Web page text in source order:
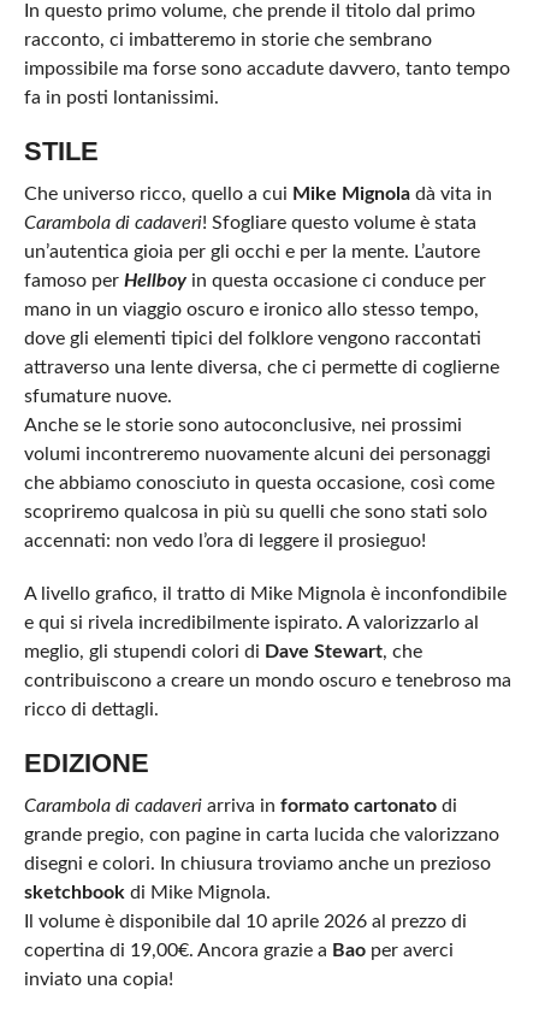
In questo primo volume, che prende il titolo dal primo
racconto, ci imbatteremo in storie che sembrano
impossibile ma forse sono accadute davvero, tanto tempo
fa in posti lontanissimi.
STILE
Che universo ricco, quello a cui Mike Mignoladà vita in
Carambola di cadaveri! Sfogliare questo volume è stata
un’autentica gioia per gli occhi e per la mente. L’autore
famoso per Hellboyin questa occasione ci conduce per
mano in un viaggio oscuro e ironico allo stesso tempo,
dove gli elementi tipici del folklore vengono raccontati
attraverso una lente diversa, che ci permette di coglierne
sfumature nuove.
Anche se le storie sono autoconclusive, nei prossimi
volumi incontreremo nuovamente alcuni dei personaggi
che abbiamo conosciuto in questa occasione, così come
scopriremo qualcosa in più su quelli che sono stati solo
accennati: non vedo l’ora di leggere il prosieguo!
A livello grafico, il tratto di Mike Mignola è inconfondibile
e qui si rivela incredibilmente ispirato. A valorizzarlo al
meglio, gli stupendi colori di Dave Stewart, che
contribuiscono a creare un mondo oscuro e tenebroso ma
ricco di dettagli.
EDIZIONE
Carambola di cadaveriarriva in formato cartonatodi
grande pregio, con pagine in carta lucida che valorizzano
disegni e colori. In chiusura troviamo anche un prezioso
sketchbookdi Mike Mignola.
Il volume è disponibile dal 10 aprile 2026 al prezzo di
copertina di 19,00€. Ancora grazie a Baoper averci
inviato una copia!